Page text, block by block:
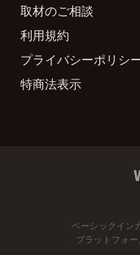
取材のご相談
利用規約
プライバシーポリシ
特商法表示
ベーシックイン
プラットフォー